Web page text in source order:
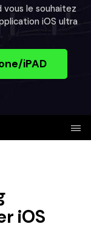
le souhaitez
iOS ultra
iPAD
iOS